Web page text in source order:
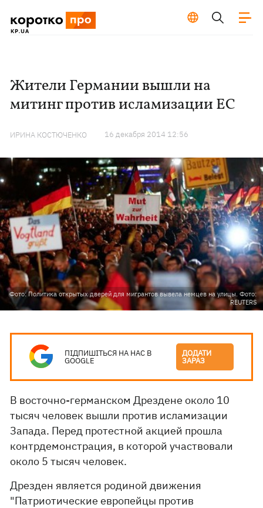
Жители Германии вышли на
митинг против исламизации ЕС
ИРИНА КОСТЮЧЕНКО 16 декабря 2014 12:56
Фото: Политика открытых дверей для мигрантов вывела немцев на улицы. Фото:
REUTERS
ПІДПИШІТЬСЯ НА НАС В
GOOGLE
ДОДАТИ
ЗАРАЗ
В восточно-германском Дрездене около 10
тысяч человек вышли против исламизации
Запада. Перед протестной акцией прошла
контрдемонстрация, в которой участвовали
около 5 тысяч человек.
Дрезден является родиной движения
"Патриотические европейцы против